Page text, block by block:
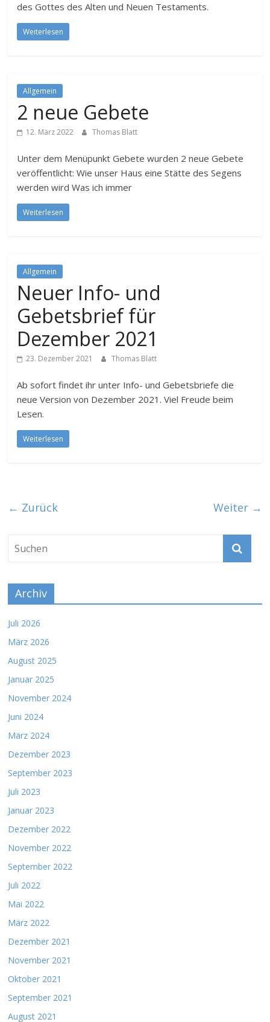
des Gottes des Alten und Neuen Testaments.
Weiterlesen
Allgemein
2 neue Gebete
12. März 2022 Thomas Blatt
Unter dem Menüpunkt Gebete wurden 2 neue Gebete
veröffentlicht: Wie unser Haus eine Stätte des Segens
werden wird Was ich immer
Weiterlesen
Allgemein
Neuer Info- und
Gebetsbrief für
Dezember 2021
23. Dezember 2021 Thomas Blatt
Ab sofort findet ihr unter Info- und Gebetsbriefe die
neue Version von Dezember 2021. Viel Freude beim
Lesen.
Weiterlesen
← Zurück Weiter →
Archiv
Juli 2026
März 2026
August 2025
Januar 2025
November 2024
Juni 2024
März 2024
Dezember 2023
September 2023
Juli 2023
Januar 2023
Dezember 2022
November 2022
September 2022
Juli 2022
Mai 2022
März 2022
Dezember 2021
November 2021
Oktober 2021
September 2021
August 2021